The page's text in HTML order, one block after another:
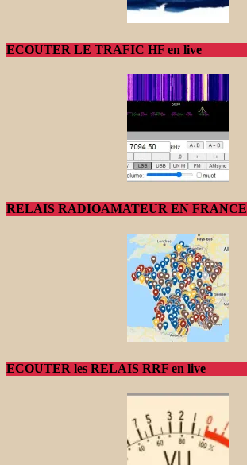
ECOUTER LE TRAFIC HF en live
RELAIS RADIOAMATEUR EN FRANCE
ECOUTER les RELAIS RRF en live